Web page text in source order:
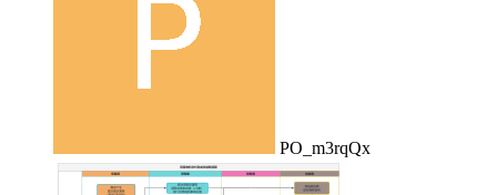
PO_m3rqQx